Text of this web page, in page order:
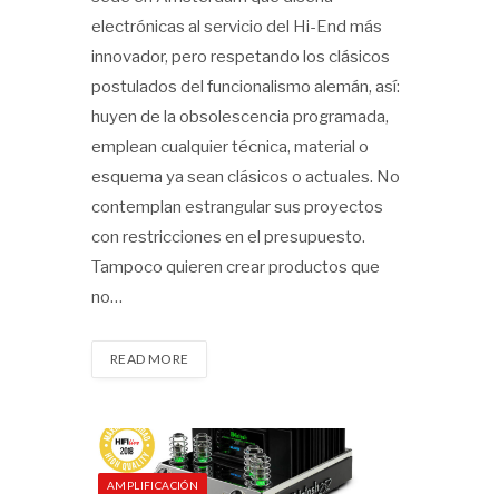
electrónicas al servicio del Hi-End más
innovador, pero respetando los clásicos
postulados del funcionalismo alemán, así:
huyen de la obsolescencia programada,
emplean cualquier técnica, material o
esquema ya sean clásicos o actuales. No
contemplan estrangular sus proyectos
con restricciones en el presupuesto.
Tampoco quieren crear productos que
no…
READ MORE
AMPLIFICACIÓN